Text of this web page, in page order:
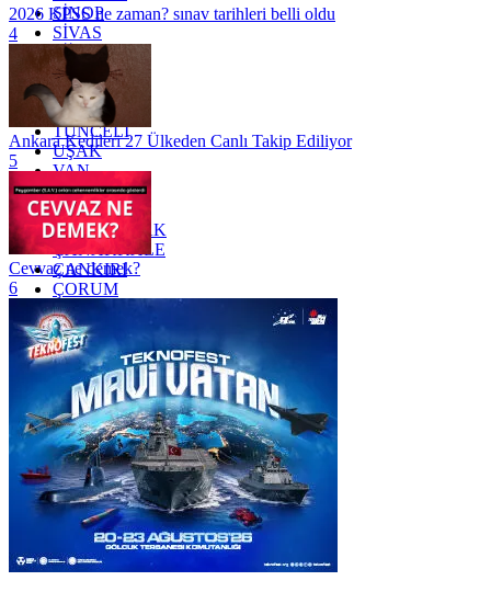
SİNOP
SİVAS
SİİRT
TEKİRDAĞ
TOKAT
TRABZON
TUNCELİ
UŞAK
VAN
YALOVA
YOZGAT
ZONGULDAK
ÇANAKKALE
ÇANKIRI
ÇORUM
İSTANBUL
İZMİR
ŞANLIURFA
ŞIRNAK
2026 KPSS ne zaman? sınav tarihleri belli oldu
4
Ankara Kedileri 27 Ülkeden Canlı Takip Ediliyor
5
Cevvaz ne demek?
6